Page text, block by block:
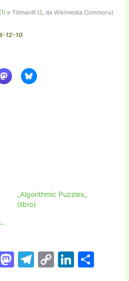
1) e TillmanR (2, da Wikimedia Commons)
12-10
_Algorithmic Puzzles_
(libro)
M T
C
Li